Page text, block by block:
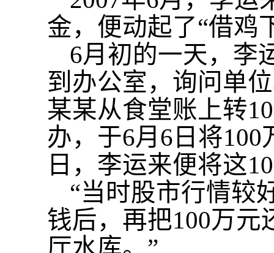
金，便动起了“借鸡
6月初的一天，李
到办公室，询问单
某某从食堂账上转
办，于6月6日将
日，李运来便将这
“当时股市行情较
钱后，再把100万元